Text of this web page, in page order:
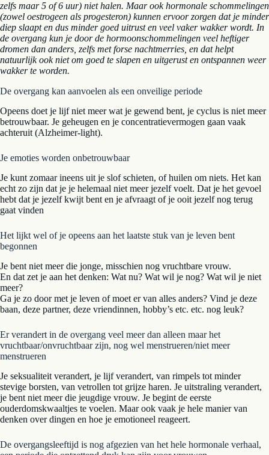
zelfs maar 5 of 6 uur) niet halen. Maar ook hormonale schommelingen
(zowel oestrogeen als progesteron) kunnen ervoor zorgen dat je minder
diep slaapt en dus minder goed uitrust en veel vaker wakker wordt. In
de overgang kun je door de hormoonschommelingen veel heftiger
dromen dan anders, zelfs met forse nachtmerries, en dat helpt
natuurlijk ook niet om goed te slapen en uitgerust en ontspannen weer
wakker te worden.
De overgang kan aanvoelen als een onveilige periode
Opeens doet je lijf niet meer wat je gewend bent, je cyclus is niet meer
betrouwbaar. Je geheugen en je concentratievermogen gaan vaak
achteruit (Alzheimer-light).
Je emoties worden onbetrouwbaar
Je kunt zomaar ineens uit je slof schieten, of huilen om niets. Het kan
echt zo zijn dat je je helemaal niet meer jezelf voelt. Dat je het gevoel
hebt dat je jezelf kwijt bent en je afvraagt of je ooit jezelf nog terug
gaat vinden
Het lijkt wel of je opeens aan het laatste stuk van je leven bent
begonnen
Je bent niet meer die jonge, misschien nog vruchtbare vrouw.
En dat zet je aan het denken: Wat nu? Wat wil je nog? Wat wil je niet
meer?
Ga je zo door met je leven of moet er van alles anders? Vind je deze
baan, deze partner, deze vriendinnen, hobby’s etc. etc. nog leuk?
Er verandert in de overgang veel meer dan alleen maar het
vruchtbaar/onvruchtbaar zijn, nog wel menstrueren/niet meer
menstrueren
Je seksualiteit verandert, je lijf verandert, van rimpels tot minder
stevige borsten, van vetrollen tot grijze haren. Je uitstraling verandert,
je bent niet meer die jeugdige vrouw. Je begint de eerste
ouderdomskwaaltjes te voelen. Maar ook vaak je hele manier van
denken over dingen en hoe je emotioneel reageert.
De overgangsleeftijd is nog afgezien van het hele hormonale verhaal,